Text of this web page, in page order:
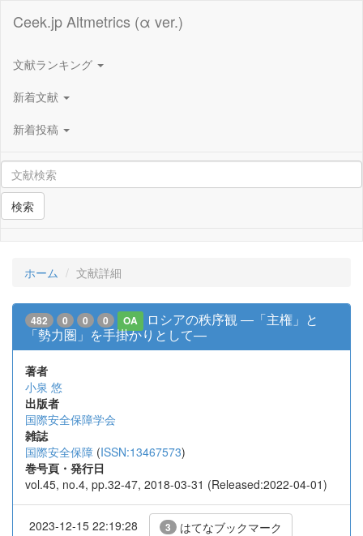
Ceek.jp Altmetrics (α ver.)
文献ランキング
新着文献
新着投稿
検索
ホーム 文献詳細
482 0 0 0 OA
ロシアの秩序観 ―「主権」と
「勢力圏」を手掛かりとして―
著者
小泉 悠
出版者
国際安全保障学会
雑誌
国際安全保障 (ISSN:13467573)
巻号頁・発行日
vol.45, no.4, pp.32-47, 2018-03-31 (Released:2022-04-01)
2023-12-15 22:19:28 3 はてなブックマーク